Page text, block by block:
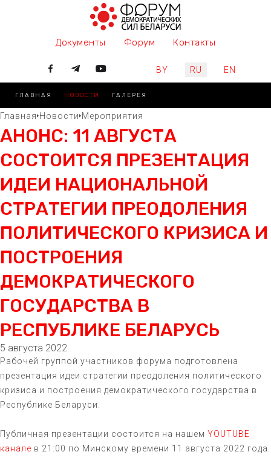
Документы Форум Контакты
Выберите язык
BY RU EN
ГЛАВНАЯ НОВОСТИ ГАЛЕРЕЯ
Главная Новости Мероприятия
АНОНС: 11 АВГУСТА
СОСТОИТСЯ ПРЕЗЕНТАЦИЯ
ИДЕИ НАЦИОНАЛЬНОЙ
СТРАТЕГИИ ПРЕОДОЛЕНИЯ
ПОЛИТИЧЕСКОГО КРИЗИСА И
ПОСТРОЕНИЯ
ДЕМОКРАТИЧЕСКОГО
ГОСУДАРСТВА В
РЕСПУБЛИКЕ БЕЛАРУСЬ
5 августа 2022
Рабочей группой участников форума подготовлена
презентация идеи стратегии преодоления политического
кризиса и построения демократического государства в
Республике Беларуси.
Публичная презентации состоится на нашем YOUTUBE
канале в 21:00 по Минскому времени 11 августа 2022 года.